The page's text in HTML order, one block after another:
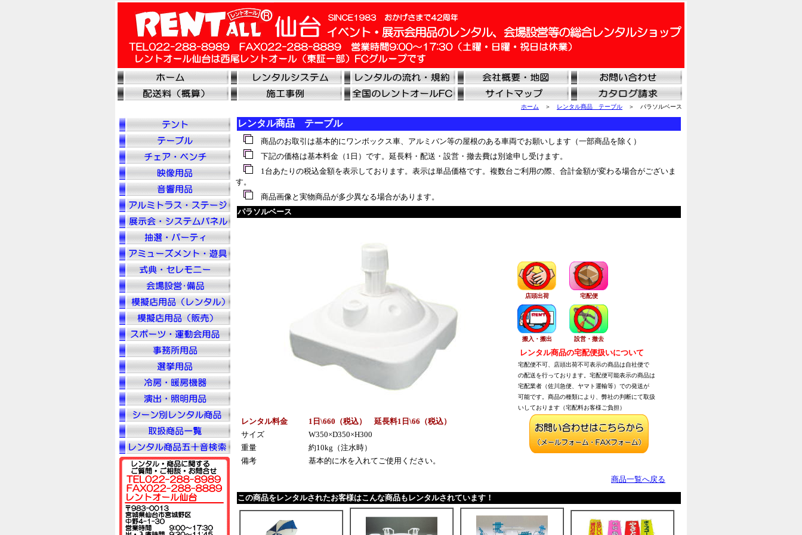
ホーム ＞ レンタル商品 テーブル ＞ パラソルベース
レンタル商品 テーブル
商品のお取引は基本的にワンボックス車、アルミバン等の屋根のある車両でお願いします（一部商品を除く）
下記の価格は基本料金（1日）です。延長料・配送・設営・撤去費は別途申し受けます。
1台あたりの税込金額を表示しております。表示は単品価格です。複数台ご利用の際、合計金額が変わる場合がございま
す。
商品画像と実物商品が多少異なる場合があります。
パラソルベース
店頭出荷 宅配便
搬入・搬出 設営・撤去
レンタル商品の宅配便扱いについて
宅配便不可、店頭出荷不可表示の商品は自社便で
の配送を行っております。宅配便可能表示の商品は
宅配業者（佐川急便、ヤマト運輸等）での発送が
可能です。商品の種類により、弊社の判断にて取扱
いしております（宅配料お客様ご負担）
レンタル料金
1日\660（税込） 延長料1日\66（税込）
サイズ
W350×D350×H300
重量
約10kg（注水時）
備考
基本的に水を入れてご使用ください。
商品一覧へ戻る
この商品をレンタルされたお客様はこんな商品もレンタルされています！